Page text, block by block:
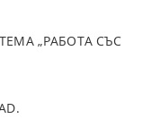
„РАБОТА СЪС